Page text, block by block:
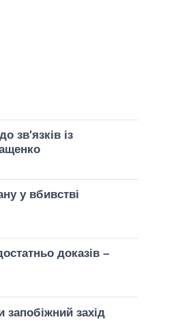
зв'язків із
у вбивстві
доказів –
захід